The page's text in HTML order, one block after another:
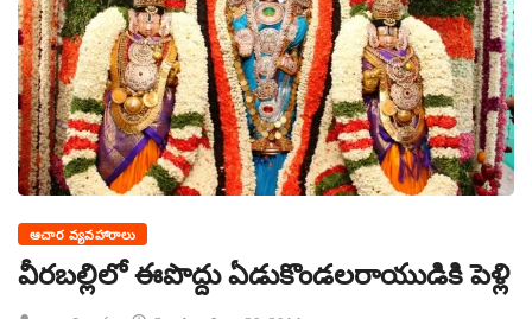
ఆచార వ్యవహారాలు
వీరబల్లిలో ఈపొద్దు ఏడుకొండలరాయుడికి పెళ్లి